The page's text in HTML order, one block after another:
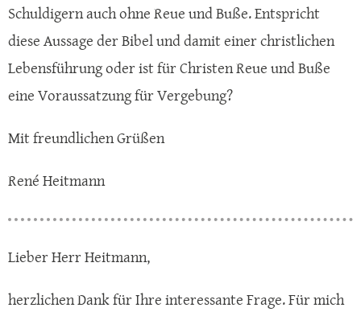
Schuldigern auch ohne Reue und Buße. Entspricht
diese Aussage der Bibel und damit einer christlichen
Lebensführung oder ist für Christen Reue und Buße
eine Voraussatzung für Vergebung?
Mit freundlichen Grüßen
René Heitmann
Lieber Herr Heitmann,
herzlichen Dank für Ihre interessante Frage. Für mich